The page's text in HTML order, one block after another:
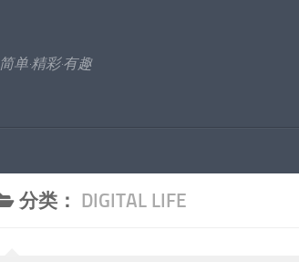
简单·精彩·有趣
分类： DIGITAL LIFE